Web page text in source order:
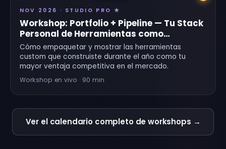
NOV 2026 · STUDIO PRO ★
Workshop: Portfolio + Pipeline — Tu Stack
Personal de Herramientas como
Diferencial
Cómo empaquetar y mostrar las herramientas
custom que construiste durante el año como tu
mayor ventaja competitiva en el mercado.
Workshop en vivo · 90 min
Ver el calendario completo de workshops →